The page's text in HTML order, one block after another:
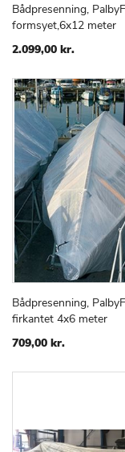
Læg i kurv
Bådpresenning,
formsyet,6x12 meter
2.099,00 kr.
Læg i kurv
Bådpresenning,
firkantet 4x6 meter
709,00 kr.